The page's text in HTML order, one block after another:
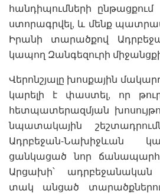
հանդիպումների ընթացքում
ստորագրվել, և մենք
Իրանի տարածքով
կապող Զանգեզուրի
Վերոնշյալը խոսքային
կարելի է փաստել, որ
հետպատերազմյան
նպատակային
Ադրբեջան-Նախիջևան
ցանկացած նոր
Արցախի՝ ադրբեջանական
տակ անցած